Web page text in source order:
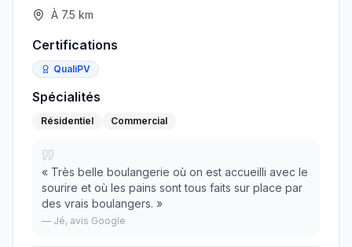
À 7.5 km
Certifications
QualiPV
Spécialités
Résidentiel Commercial
« Très belle boulangerie où on est accueilli avec le
sourire et où les pains sont tous faits sur place par
des vrais boulangers. »
— Jé, avis Google